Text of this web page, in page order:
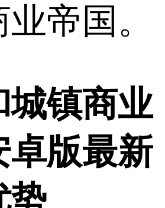
帝国。
城镇商业
卓版最新
势